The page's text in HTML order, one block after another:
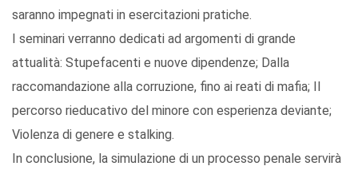
saranno impegnati in esercitazioni pratiche.
I seminari verranno dedicati ad argomenti di grande
attualità: Stupefacenti e nuove dipendenze; Dalla
raccomandazione alla corruzione, fino ai reati di mafia; Il
percorso rieducativo del minore con esperienza deviante;
Violenza di genere e stalking.
In conclusione, la simulazione di un processo penale servirà